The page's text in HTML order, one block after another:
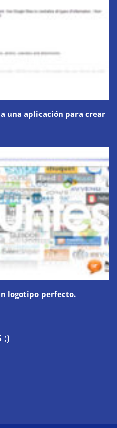
una aplicación para crear
logotipo perfecto.
;)